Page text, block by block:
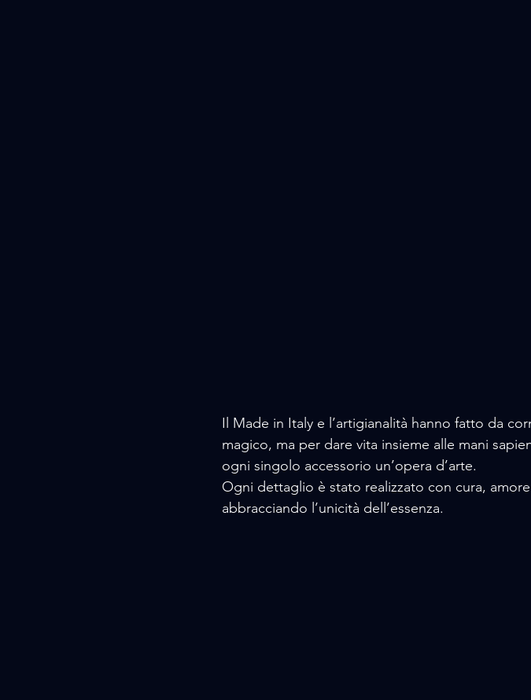
Il Made in Italy e l’artigianalità hanno fatto da
magico, ma per dare vita insieme alle mani
ogni singolo accessorio un’opera d’arte.
Ogni dettaglio è stato realizzato con cura,
abbracciando l’unicità dell’essenza.